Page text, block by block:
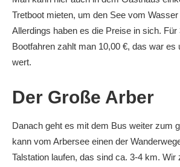
Tretboot mieten, um den See vom
Allerdings haben es die Preise in sich. Für
Bootfahren zahlt man 10,00 €, das war es
wert.
Der Große Arber
Danach geht es mit dem Bus weiter zum
kann vom Arbersee einen der
Talstation laufen, das sind ca. 3-4 km. Wir